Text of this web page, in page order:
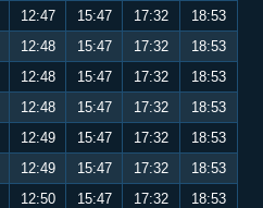
12:47 15:47 17:32
18:53
12:48 15:47 17:32
18:53
12:48 15:47 17:32
18:53
12:48 15:47 17:32
18:53
12:49 15:47 17:32
18:53
12:49 15:47 17:32
18:53
12:50 15:47 17:32
18:53